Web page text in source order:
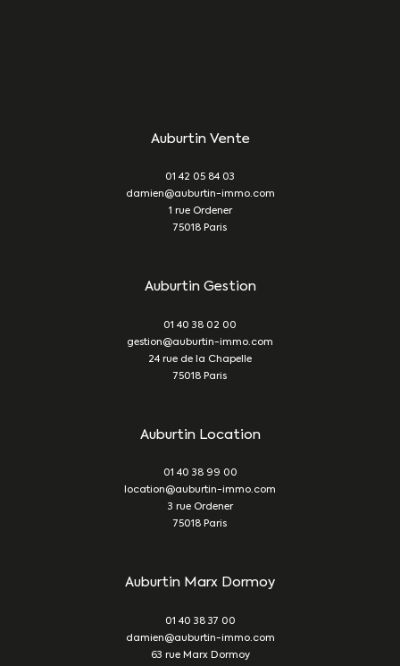
Auburtin Vente
01 42 05 84 03
damien@auburtin-immo.com
1 rue Ordener
75018
Paris
Auburtin Gestion
01 40 38 02 00
gestion@auburtin-immo.com
24 rue de la Chapelle
75018
Paris
Auburtin Location
01 40 38 99 00
location@auburtin-immo.com
3 rue Ordener
75018
Paris
Auburtin Marx Dormoy
01 40 38 37 00
damien@auburtin-immo.com
63 rue Marx Dormoy